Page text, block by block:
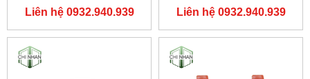
310X160 - DFB2301 -
Liên hệ 0932.940.939
DIA1101 - DUHAL
Liên hệ 0932.940.939